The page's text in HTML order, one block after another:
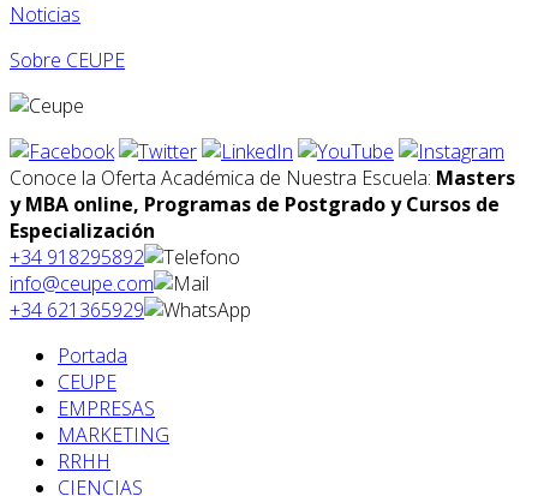
Noticias
Sobre CEUPE
Conoce la Oferta Académica de Nuestra Escuela: Masters
y MBA online, Programas de Postgrado y Cursos de
Especialización
+34 918295892
info@ceupe.com
+34 621365929
Portada
CEUPE
EMPRESAS
MARKETING
RRHH
CIENCIAS